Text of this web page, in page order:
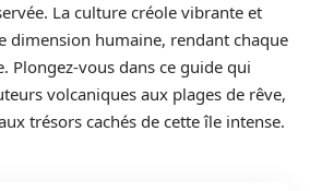
La culture créole vibrante et
dimension humaine, rendant chaque
Plongez-vous dans ce guide qui
volcaniques aux plages de rêve,
trésors cachés de cette île intense.